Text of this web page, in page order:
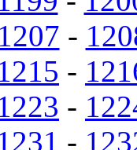
1207 -
-
-
-